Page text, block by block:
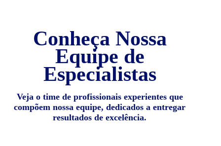
Conheça Nossa
Equipe de
Especialistas
Veja o time de profissionais experientes que
compõem nossa equipe, dedicados a entregar
resultados de excelência.